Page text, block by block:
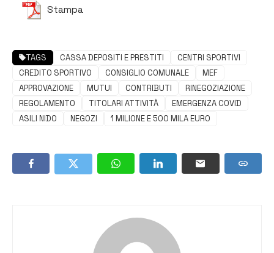
Stampa
TAGS CASSA DEPOSITI E PRESTITI
CENTRI SPORTIVI
CREDITO SPORTIVO
CONSIGLIO COMUNALE
MEF
APPROVAZIONE
MUTUI CONTRIBUTI
RINEGOZIAZIONE
REGOLAMENTO
TITOLARI ATTIVITÀ
EMERGENZA COVID
ASILI NIDO
NEGOZI 1 MILIONE E 500 MILA EURO